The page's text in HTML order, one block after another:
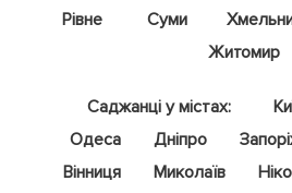
Рівне
Суми
Житомир
Саджанці у містах:
Одеса
Дніпро
Вінниця
Миколаїв